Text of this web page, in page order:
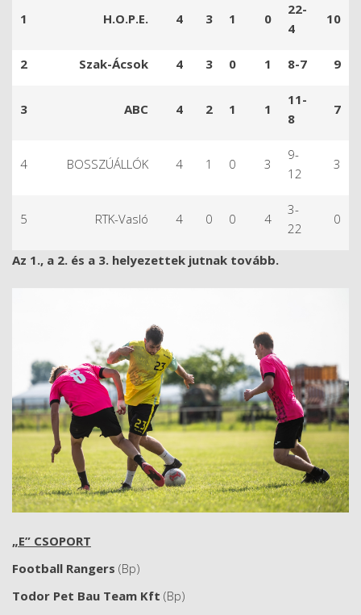
1 H.O.P.E. 4 3 1 0
22-
4
10
2 Szak-Ácsok 4 3 0 1 8-7 9
3 ABC 4 2 1 1
11-
8
7
4 BOSSZÚÁLLÓK 4 1 0 3
9-
12
3
5 RTK-Vasló 4 0 0 4
3-
22
0
Az 1., a 2. és a 3. helyezettek jutnak tovább.
„E” CSOPORT
Football Rangers (Bp)
Todor Pet Bau Team Kft (Bp)